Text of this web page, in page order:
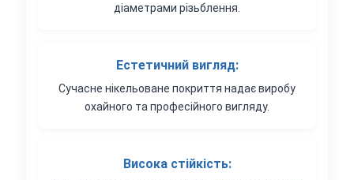
діаметрами різьблення.
Естетичний вигляд:
Сучасне нікельоване покриття надає виробу
охайного та професійного вигляду.
Висока стійкість: